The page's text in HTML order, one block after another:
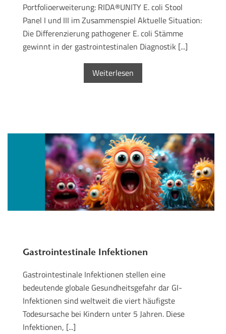
Portfolioerweiterung: RIDA®UNITY E. coli Stool
Panel I und III im Zusammenspiel Aktuelle Situation:
Die Differenzierung pathogener E. coli Stämme
gewinnt in der gastrointestinalen Diagnostik [...]
Weiterlesen
Gastrointestinale Infektionen
Gastrointestinale Infektionen stellen eine
bedeutende globale Gesundheitsgefahr dar GI-
Infektionen sind weltweit die viert häufigste
Todesursache bei Kindern unter 5 Jahren. Diese
Infektionen, [...]